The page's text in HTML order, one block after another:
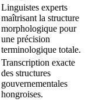
Linguistes experts
maîtrisant la structure
morphologique pour
une précision
terminologique totale.
Transcription exacte
des structures
gouvernementales
hongroises.